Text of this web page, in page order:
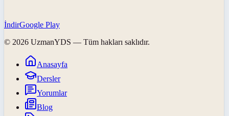
İndirGoogle Play
© 2026 UzmanYDS — Tüm hakları saklıdır.
Anasayfa
Dersler
Yorumlar
Blog